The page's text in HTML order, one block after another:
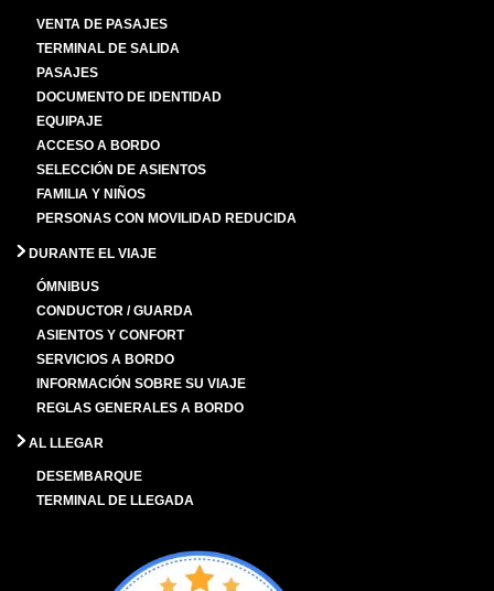
VENTA DE PASAJES
TERMINAL DE SALIDA
PASAJES
DOCUMENTO DE IDENTIDAD
EQUIPAJE
ACCESO A BORDO
SELECCIÓN DE ASIENTOS
FAMILIA Y NIÑOS
PERSONAS CON MOVILIDAD REDUCIDA
DURANTE EL VIAJE
ÓMNIBUS
CONDUCTOR / GUARDA
ASIENTOS Y CONFORT
SERVICIOS A BORDO
INFORMACIÓN SOBRE SU VIAJE
REGLAS GENERALES A BORDO
AL LLEGAR
DESEMBARQUE
TERMINAL DE LLEGADA